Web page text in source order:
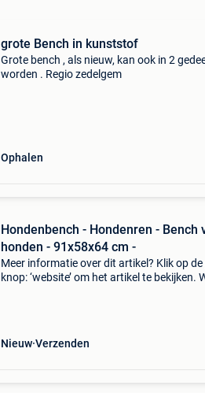
grote Bench in kunststof
Grote bench , als nieuw, kan ook in 2
worden . Regio zedelgem
Ophalen
Hondenbench - Hondenren - Bench
honden - 91x58x64 cm -
Meer informatie over dit artikel? Klik op de
knop: ‘website’ om het artikel te bekijken.
Nieuw Verzenden